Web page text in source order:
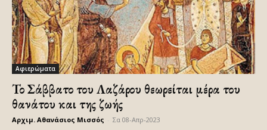
Αφιερώματα
Το Σάββατο του Λαζάρου θεωρείται μέρα του
θανάτου και της ζωής
Αρχιμ. Αθανάσιος Μισσός Σα 08-Απρ-2023